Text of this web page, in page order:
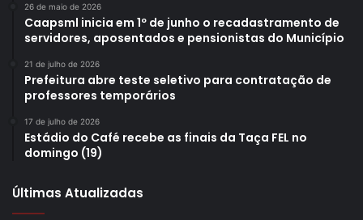
26 de maio de 2026
Caapsml inicia em 1º de junho o recadastramento de
servidores, aposentados e pensionistas do Município
21 de julho de 2026
Prefeitura abre teste seletivo para contratação de
professores temporários
17 de julho de 2026
Estádio do Café recebe as finais da Taça FEL no
domingo (19)
Últimas Atualizadas